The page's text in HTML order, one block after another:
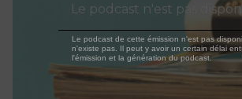
Le podcast n'est pas
Le podcast de cette émission n'est pas
n'existe pas. Il peut y avoir un certain délai
l'émission et la génération du podcast.